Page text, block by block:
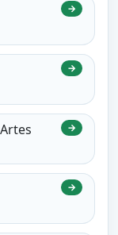
→
→
→
→